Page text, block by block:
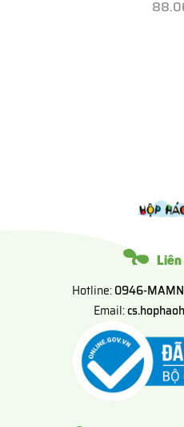
Hotline:0946-
Email: